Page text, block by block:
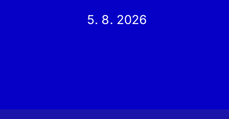
5. 8. 2026